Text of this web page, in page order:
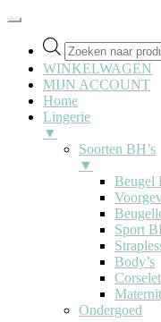
Producten
zoeken
WINKELWAGEN
MIJN ACCOUNT
Home
Lingerie
▼
Soorten BH’s
▼
Beugel
Sport
Body’s
Corselet
Ondergoed